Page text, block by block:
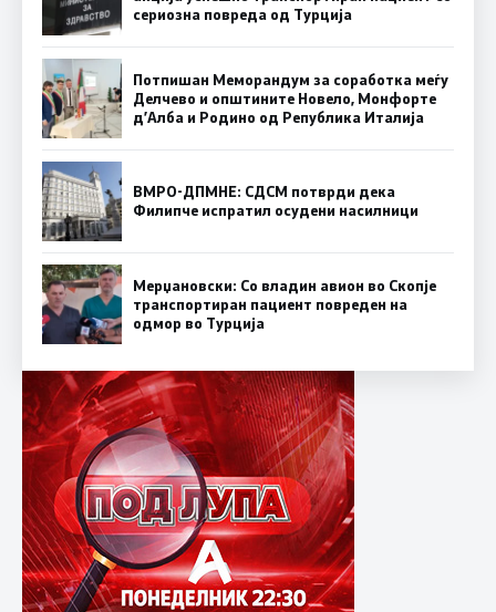
сериозна повреда од Турција
Потпишан Меморандум за соработка меѓу
Делчево и општините Новело, Монфорте
д’Алба и Родино од Република Италија
ВМРО-ДПМНЕ: СДСM потврди дека
Филипче испратил осудени насилници
Мерџановски: Со владин авион во Скопје
транспортиран пациент повреден на
одмор во Турција